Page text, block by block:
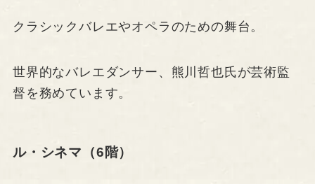
クラシックバレエやオペラのための舞台。
世界的なバレエダンサー、熊川哲也氏が芸術監
督を務めています。
ル・シネマ（6階）